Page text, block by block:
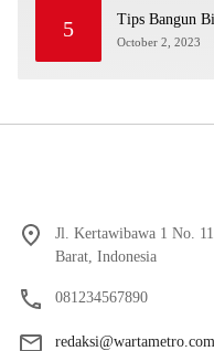
5 Tips Bangun
October 2, 2023
Jl. Kertawibawa 1 No.
Barat, Indonesia
081234567890
redaksi@wartametro.com